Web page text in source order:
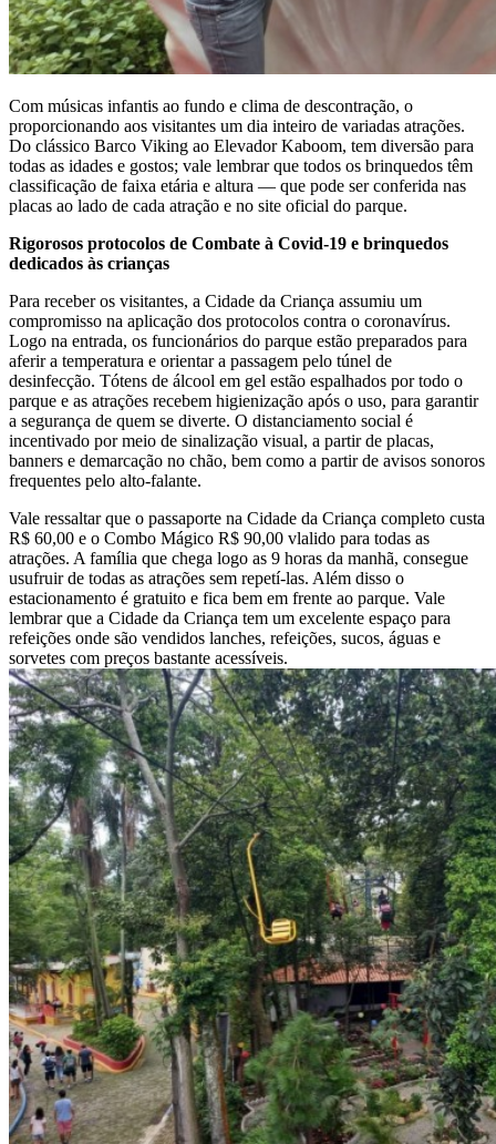
Com músicas infantis ao fundo e clima de descontração, o
proporcionando aos visitantes um dia inteiro de variadas atrações.
Do clássico Barco Viking ao Elevador Kaboom, tem diversão para
todas as idades e gostos; vale lembrar que todos os brinquedos têm
classificação de faixa etária e altura — que pode ser conferida nas
placas ao lado de cada atração e no site oficial do parque.
Rigorosos protocolos de Combate à Covid-19 e brinquedos
dedicados às crianças
Para receber os visitantes, a Cidade da Criança assumiu um
compromisso na aplicação dos protocolos contra o coronavírus.
Logo na entrada, os funcionários do parque estão preparados para
aferir a temperatura e orientar a passagem pelo túnel de
desinfecção. Tótens de álcool em gel estão espalhados por todo o
parque e as atrações recebem higienização após o uso, para garantir
a segurança de quem se diverte. O distanciamento social é
incentivado por meio de sinalização visual, a partir de placas,
banners e demarcação no chão, bem como a partir de avisos sonoros
frequentes pelo alto-falante.
Vale ressaltar que o passaporte na Cidade da Criança completo custa
R$ 60,00 e o Combo Mágico R$ 90,00 vlalido para todas as
atrações. A família que chega logo as 9 horas da manhã, consegue
usufruir de todas as atrações sem repetí-las. Além disso o
estacionamento é gratuito e fica bem em frente ao parque. Vale
lembrar que a Cidade da Criança tem um excelente espaço para
refeições onde são vendidos lanches, refeições, sucos, águas e
sorvetes com preços bastante acessíveis.